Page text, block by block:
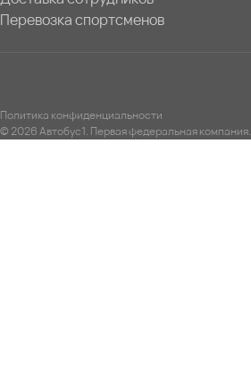
Перевозка спортсменов
Политика конфиденциальности
© 2026 Автобус1. Первая федеральная компания.